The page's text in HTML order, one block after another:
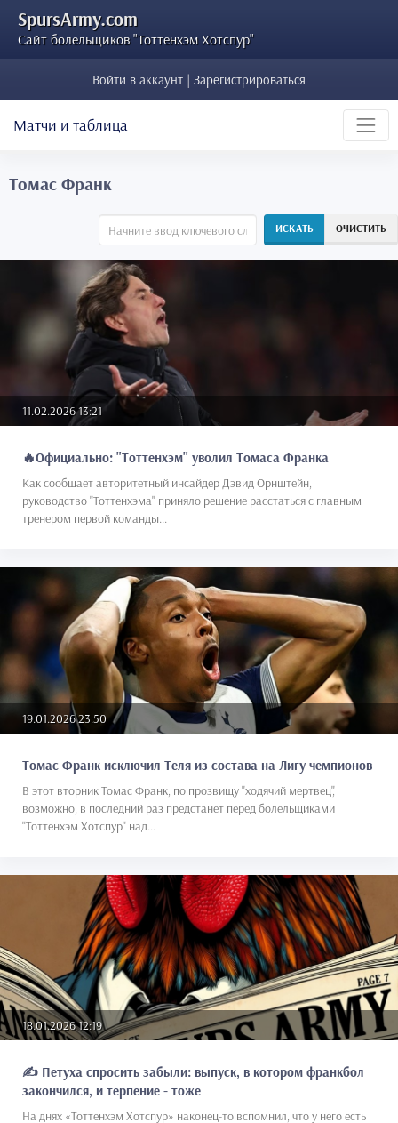
SpursArmy.com
Сайт болельщиков "Тоттенхэм Хотспур"
Войти в аккаунт | Зарегистрироваться
Матчи и таблица
Томас Франк
ИСКАТЬ ОЧИСТИТЬ
11.02.2026 13:21
🔥Официально: "Тоттенхэм" уволил Томаса Франка
Как сообщает авторитетный инсайдер Дэвид Орнштейн,
руководство "Тоттенхэма" приняло решение расстаться с главным
тренером первой команды...
19.01.2026 23:50
Томас Франк исключил Теля из состава на Лигу чемпионов
В этот вторник Томас Франк, по прозвищу "ходячий мертвец",
возможно, в последний раз предстанет перед болельщиками
"Тоттенхэм Хотспур" над...
18.01.2026 12:19
✍️ Петуха спросить забыли: выпуск, в котором франкбол
закончился, и терпение - тоже
На днях «Тоттенхэм Хотспур» наконец-то вспомнил, что у него есть